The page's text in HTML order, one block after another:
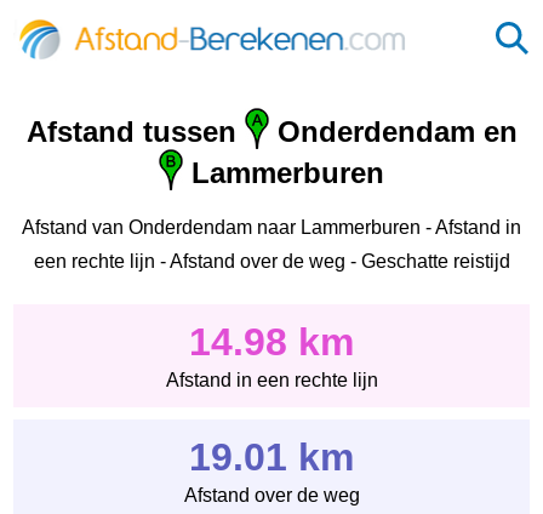
Afstand tussen
Onderdendam en
Lammerburen
Afstand van Onderdendam naar Lammerburen - Afstand in
een rechte lijn - Afstand over de weg - Geschatte reistijd
14.98 km
Afstand in een rechte lijn
19.01 km
Afstand over de weg